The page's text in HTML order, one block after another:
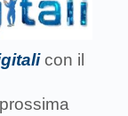
con il